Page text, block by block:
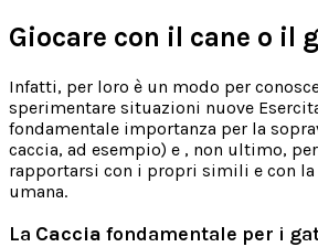
Giocare con il cane o il
Infatti, per loro è un modo per
sperimentare situazioni nuove
fondamentale importanza per la
caccia, ad esempio) e , non ultimo,
rapportarsi con i propri simili e con
umana.
La Caccia fondamentale per i